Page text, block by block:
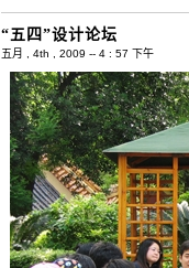
“五四”设计论坛
五月 , 4th , 2009 -- 4 : 57 下午